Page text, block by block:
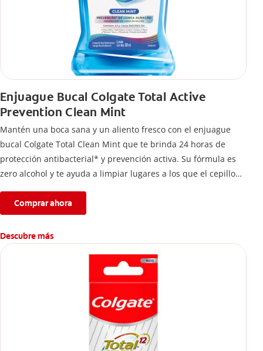
Enjuague Bucal Colgate Total Active
Prevention Clean Mint
Mantén una boca sana y un aliento fresco con el enjuague
bucal Colgate Total Clean Mint que te brinda 24 horas de
protección antibacterial* y prevención activa. Su fórmula es
zero alcohol y te ayuda a limpiar lugares a los que el cepillo
Comprar ahora
Descubre más